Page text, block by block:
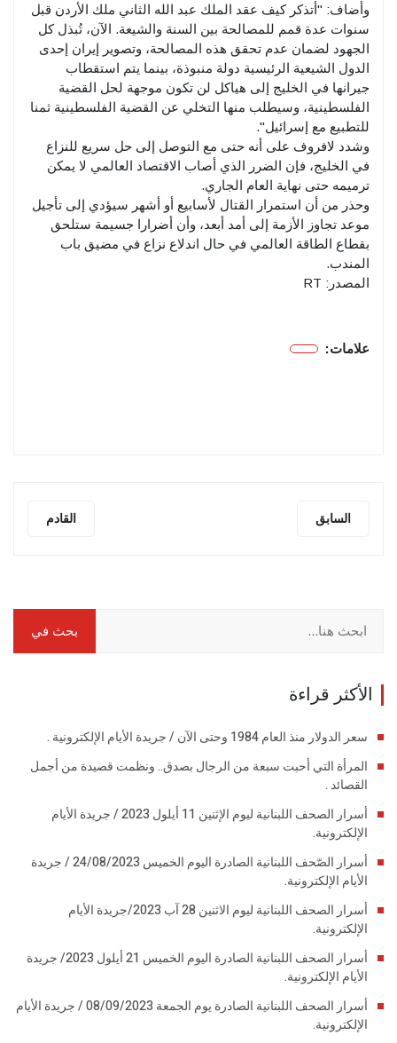
وأضاف: "أتذكر كيف عقد الملك عبد الله الثاني ملك الأردن قبل
سنوات عدة قمم للمصالحة بين السنة والشيعة. الآن، تُبذل كل
الجهود لضمان عدم تحقق هذه المصالحة، وتصوير إيران إحدى
الدول الشيعية الرئيسية دولة منبوذة، بينما يتم استقطاب
جيرانها في الخليج إلى هياكل لن تكون موجهة لحل القضية
الفلسطينية، وسيطلب منها التخلي عن القضية الفلسطينية ثمنا
للتطبيع مع إسرائيل".
وشدد لافروف على أنه حتى مع التوصل إلى حل سريع للنزاع
في الخليج، فإن الضرر الذي أصاب الاقتصاد العالمي لا يمكن
ترميمه حتى نهاية العام الجاري.
وحذر من أن استمرار القتال لأسابيع أو أشهر سيؤدي إلى تأجيل
موعد تجاوز الأزمة إلى أمد أبعد، وأن أضرارا جسيمة ستلحق
بقطاع الطاقة العالمي في حال اندلاع نزاع في مضيق باب
المندب.
المصدر: RT
علامات:
القادم السابق
الأكثر قراءة
سعر الدولار منذ العام 1984 وحتى الآن / جريدة الأيام الإلكترونية .
المرأة التي أحبت سبعة من الرجال بصدق.. ونظمت قصيدة من أجمل
القصائد .
أسرار الصحف اللبنانية ليوم الإثنين 11 أيلول 2023 / جريدة الأيام
الإلكترونية.
أسرار الصّحف اللبنانية الصادرة اليوم الخميس 24/08/2023 / جريدة
الأيام الإلكترونية.
أسرار الصحف اللبنانية ليوم الاثنين 28 آب 2023/جريدة الأيام
الإلكترونية.
أسرار الصحف اللبنانية الصادرة اليوم الخميس 21 أيلول 2023/ جريدة
الأيام الإلكترونية.
أسرار الصحف اللبنانية الصادرة يوم الجمعة 08/09/2023 / جريدة الأيام
الإلكترونية.